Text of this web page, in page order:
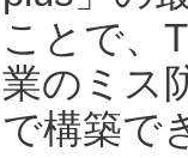
ことで、
業のミス
で構築で